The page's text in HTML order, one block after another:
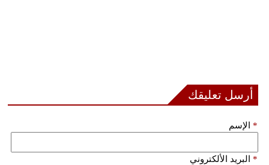
أرسل تعليقك
الإسم *
البريد الألكتروني *